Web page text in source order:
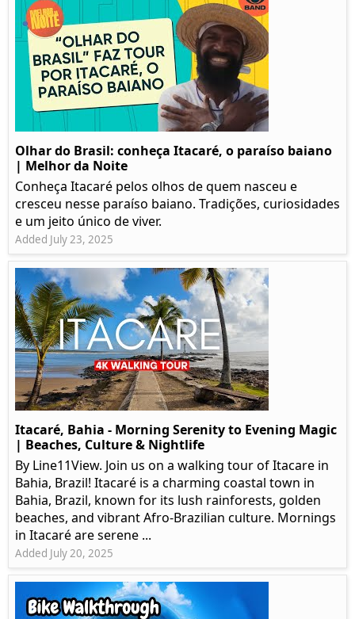
Olhar do Brasil: conheça Itacaré, o paraíso baiano
| Melhor da Noite
Conheça Itacaré pelos olhos de quem nasceu e
cresceu nesse paraíso baiano. Tradições, curiosidades
e um jeito único de viver.
Added July 23, 2025
Itacaré, Bahia - Morning Serenity to Evening Magic
| Beaches, Culture & Nightlife
By Line11View. Join us on a walking tour of Itacare in
Bahia, Brazil! Itacaré is a charming coastal town in
Bahia, Brazil, known for its lush rainforests, golden
beaches, and vibrant Afro-Brazilian culture. Mornings
in Itacaré are serene ...
Added July 20, 2025